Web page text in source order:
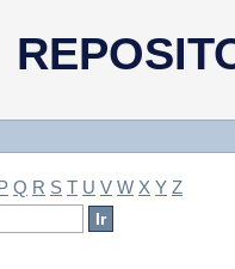
Q R S T U V W X Y Z